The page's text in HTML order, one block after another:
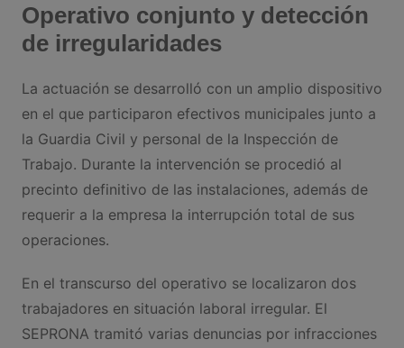
Operativo conjunto y detección
de irregularidades
La actuación se desarrolló con un amplio dispositivo
en el que participaron efectivos municipales junto a
la Guardia Civil y personal de la Inspección de
Trabajo. Durante la intervención se procedió al
precinto definitivo de las instalaciones, además de
requerir a la empresa la interrupción total de sus
operaciones.
En el transcurso del operativo se localizaron dos
trabajadores en situación laboral irregular. El
SEPRONA tramitó varias denuncias por infracciones